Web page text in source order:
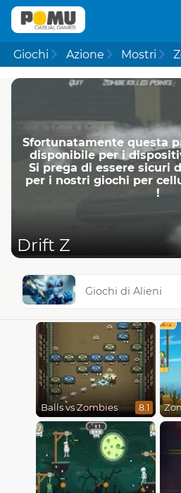
Giochi Azione Mostri
Sfortunatamente questa
disponibile per i
Si prega di essere sicuri
per i nostri giochi per
!
Drift Z
Giochi di Alieni
Balls vs Zombies 8.1